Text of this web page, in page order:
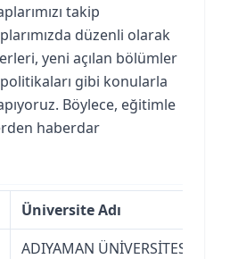
takip
düzenli olarak
yeni açılan bölümler
gibi konularla
Böylece, eğitimle
haberdar
Üniversite Adı
ADIYAMAN ÜNİVERSİTESİ